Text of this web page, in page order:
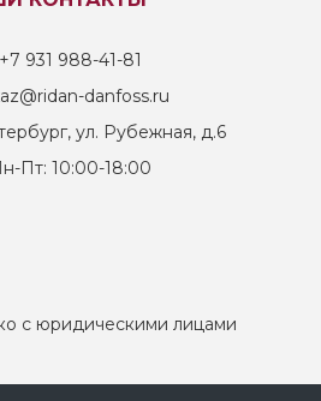
+7 931 988-41-81
danfoss.ru
ул. Рубежная, д.6
Пт: 10:00-18:00
с юридическими лицами